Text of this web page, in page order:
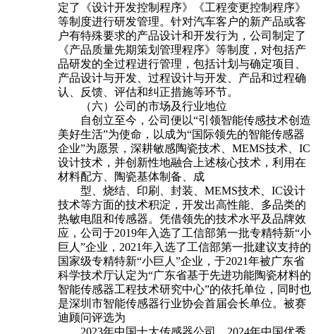
定了《设计开发控制程序》《工程变更控制程序》
等制度进行研发管理。针对汽车客户的新产品或客
户有特殊要求的产品设计和开发行为，公司制定了
《产品质量先期策划管理程序》等制度，对包括产
品研发的全过程进行管理，包括计划与确定项目、
产品设计与开发、过程设计与开发、产品和过程确
认、反馈、评估和纠正措施等环节。
（六）公司的市场及行业地位
自创立至今，公司便以“引领智能传感技术创造
美好生活”为使命，以成为“国际领先的智能传感器
企业”为愿景，深耕敏感陶瓷技术、MEMS技术、IC
设计技术，并创新性地融合上述核心技术，利用在
材料配方、陶瓷基体制备、成
型、烧结、印刷、封装、MEMS技术、IC设计
技术等方面的技术积淀，开发出高性能、多品类的
热敏电阻和传感器。凭借领先的技术水平及品牌效
应，公司于2019年入选了工信部第一批专精特新“小
巨人”企业，2021年入选了工信部第一批建议支持的
国家级专精特新“小巨人”企业，于2021年被广东省
科学技术厅认定为“广东省基于先进功能陶瓷材料的
智能传感器工程技术研究中心”的依托单位，同时也
是深圳市智能传感器行业协会首届会长单位。被赛
迪顾问评选为
2023年中国十大传感器公司、2024年中国优秀